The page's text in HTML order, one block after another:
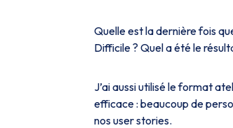
Quelle est la dernière fois
Difficile ? Quel a été le
J’ai aussi utilisé le format
efficace : beaucoup de
nos user stories.